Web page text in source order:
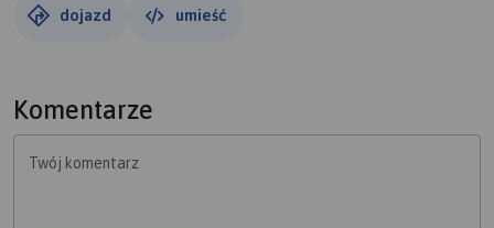
dojazd umieść
Komentarze
Twój komentarz